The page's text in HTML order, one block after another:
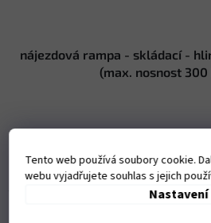
Tento web používá soubory cookie.
webu vyjadřujete souhlas s jejich
Nastavení
nájezdová rampa - skládací -
(max. nosnost 300
2 691 Kč bez DPH
3 256 Kč